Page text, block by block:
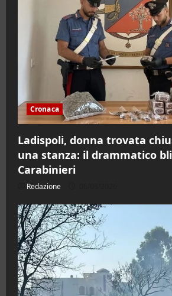
Cronaca
Ladispoli, donna trovata
una stanza: il drammatico
Carabinieri
Redazione